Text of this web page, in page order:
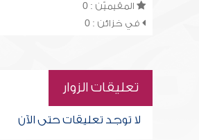
المقيميّن : 0
في خزائن : 0
تعليقات الزوار
لا توجد تعليقات حتى الآن